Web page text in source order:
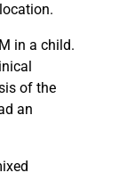
in a child.
of the
an